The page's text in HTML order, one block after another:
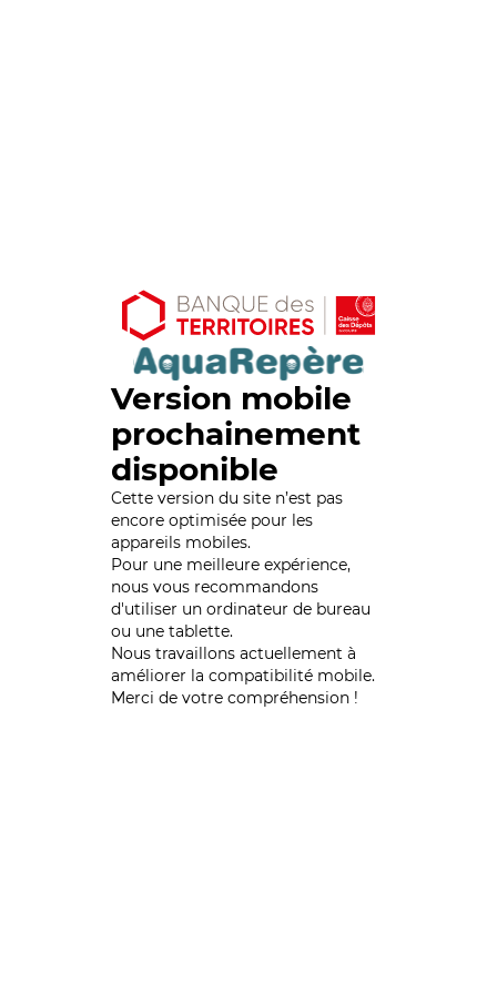
Version mobile
prochainement
disponible
Cette version du site n’est pas
encore optimisée pour les
appareils mobiles.
Pour une meilleure expérience,
nous vous recommandons
d'utiliser un ordinateur de bureau
ou une tablette.
Nous travaillons actuellement à
améliorer la compatibilité mobile.
Merci de votre compréhension !